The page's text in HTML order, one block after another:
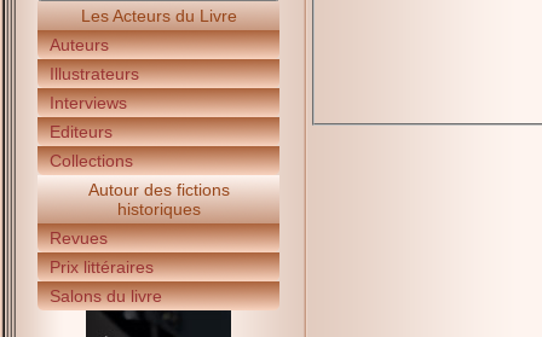
Les Acteurs du Livre
Auteurs
Illustrateurs
Interviews
Editeurs
Collections
Autour des fictions
historiques
Revues
Prix littéraires
Salons du livre